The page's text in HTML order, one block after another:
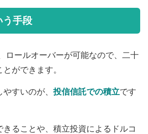
う手段
ロールオーバーが可能なので、二十
ができます。
すいのが、 投信信託での積立です
きることや、積立投資によるドルコ